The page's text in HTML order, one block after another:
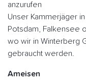
anzurufen
Unser Kammerjäger
Potsdam, Falkensee
wo wir in Winterberg
gebraucht werden.
Ameisen